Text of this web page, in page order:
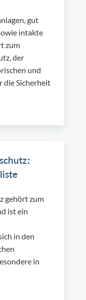
gut
intakte
zum
der
und
die Sicherheit
gehört zum
ist ein
in den
in